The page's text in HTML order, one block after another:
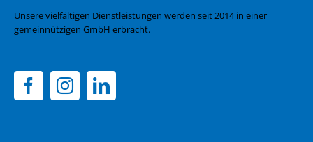
Unsere vielfältigen Dienstleistungen werden seit 2014 in einer
gemeinnützigen GmbH erbracht.